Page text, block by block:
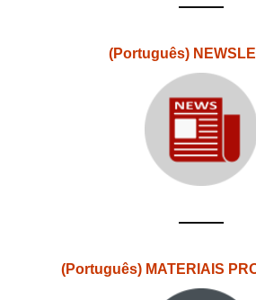
(Português)
(Português) MATERIAIS